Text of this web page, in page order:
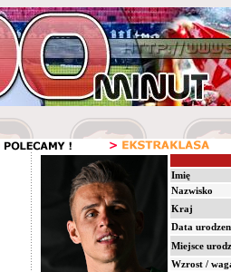
Imię
Nazwisko
Kraj
Data
Miejsce
Wzrost /